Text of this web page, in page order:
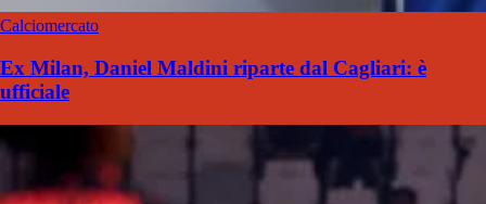
Calciomercato
Ex Milan, Daniel Maldini riparte dal Cagliari: è
ufficiale